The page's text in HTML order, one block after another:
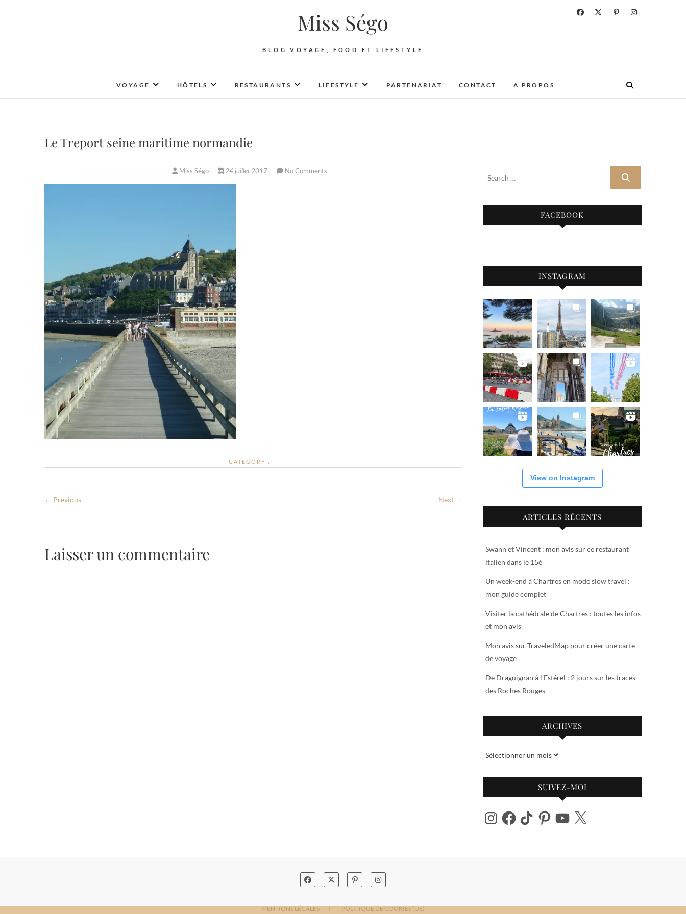
Miss Ségo
BLOG VOYAGE, FOOD ET LIFESTYLE
VOYAGE HÔTELS RESTAURANTS LIFESTYLE PARTENARIAT CONTACT A PROPOS
Le Treport seine maritime normandie
Miss Ségo 24 juillet 2017 No Comments
CATEGORY :
← Previous Next →
Laisser un commentaire
FACEBOOK
INSTAGRAM
View on Instagram
ARTICLES RÉCENTS
Swann et Vincent : mon avis sur ce restaurant
italien dans le 15è
Un week-end à Chartres en mode slow travel :
mon guide complet
Visiter la cathédrale de Chartres : toutes les infos
et mon avis
Mon avis sur TraveledMap pour créer une carte
de voyage
De Draguignan à l’Estérel : 2 jours sur les traces
des Roches Rouges
ARCHIVES
Archives
SUIVEZ-MOI
InstagramFacebook
TikTok PinterestYouTube
X
MENTIONS LÉGALES POLITIQUE DE COOKIES (UE)